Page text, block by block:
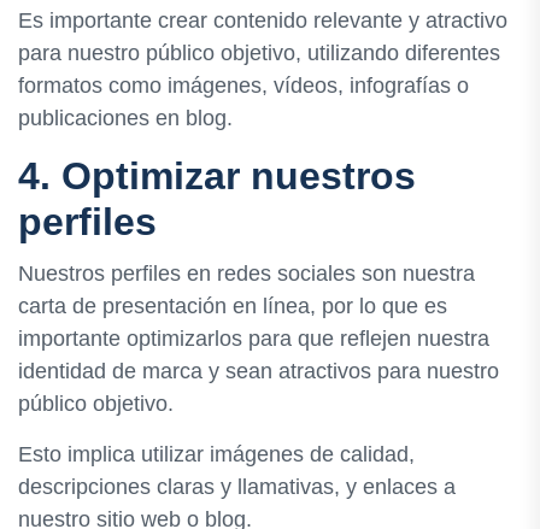
Es importante crear contenido relevante y atractivo
para nuestro público objetivo, utilizando diferentes
formatos como imágenes, vídeos, infografías o
publicaciones en blog.
4. Optimizar nuestros
perfiles
Nuestros perfiles en redes sociales son nuestra
carta de presentación en línea, por lo que es
importante optimizarlos para que reflejen nuestra
identidad de marca y sean atractivos para nuestro
público objetivo.
Esto implica utilizar imágenes de calidad,
descripciones claras y llamativas, y enlaces a
nuestro sitio web o blog.